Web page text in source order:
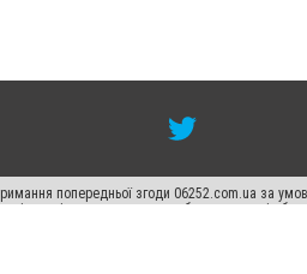
попередньої згоди 06252.com.ua за
статті не нижче другого абзацу в тексті